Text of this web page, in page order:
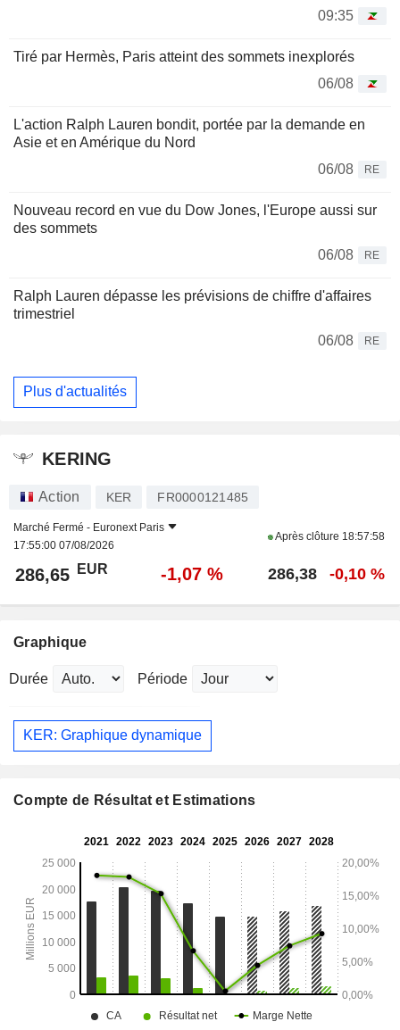
09:35
Tiré par Hermès, Paris atteint des sommets inexplorés
06/08
L'action Ralph Lauren bondit, portée par la demande en
Asie et en Amérique du Nord
06/08
RE
Nouveau record en vue du Dow Jones, l'Europe aussi sur
des sommets
06/08
RE
Ralph Lauren dépasse les prévisions de chiffre d'affaires
trimestriel
06/08
RE
Plus d'actualités
KERING
Action KER FR0000121485
Marché Fermé - Euronext Paris
17:55:00 07/08/2026
Après clôture 18:57:58
286,65 EUR -1,07 % 286,38 -0,10 %
Graphique
Durée Période
KER: Graphique dynamique
Compte de Résultat et Estimations